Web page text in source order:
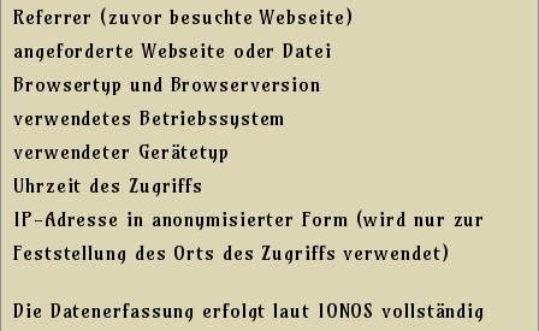
Referrer (zuvor besuchte Webseite)
angeforderte Webseite oder Datei
Browsertyp und Browserversion
verwendetes Betriebssystem
verwendeter Gerätetyp
Uhrzeit des Zugriffs
IP-Adresse in anonymisierter Form (wird nur zur
Feststellung des Orts des Zugriffs verwendet)
Die Datenerfassung erfolgt laut IONOS vollständig